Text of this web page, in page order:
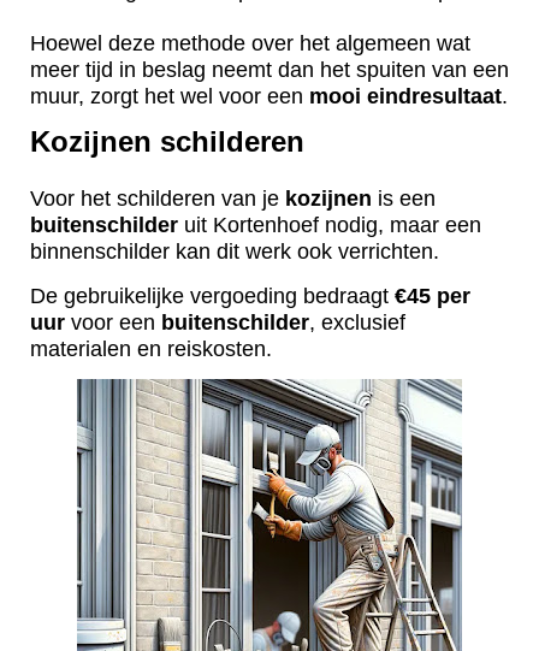
Hoewel deze methode over het algemeen wat
meer tijd in beslag neemt dan het spuiten van een
muur, zorgt het wel voor een mooi eindresultaat.
Kozijnen schilderen
Voor het schilderen van je kozijnen is een
buitenschilder uit Kortenhoef nodig, maar een
binnenschilder kan dit werk ook verrichten.
De gebruikelijke vergoeding bedraagt €45 per
uur voor een buitenschilder, exclusief
materialen en reiskosten.